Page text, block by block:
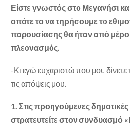
Είστε γνωστός στο Μεγανήσι
οπότε το να τηρήσουμε το
παρουσίασης θα ήταν από
πλεονασμός.
-Κι εγώ ευχαριστώ που μου δίνετε
τις απόψεις μου.
1. Στις προηγούμενες δημοτικές
στρατευτείτε στον συνδυασμό